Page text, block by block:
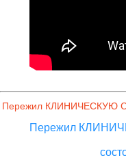
Пережил КЛИНИЧЕСКУЮ
Пережил